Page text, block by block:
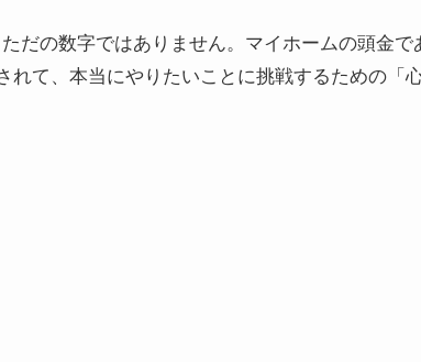
だの数字ではありません。マイホームの頭金
れて、本当にやりたいことに挑戦するための「